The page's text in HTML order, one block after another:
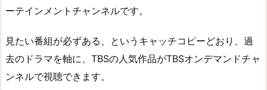
ーテインメントチャンネルです。
見たい番組が必ずある、というキャッチコピーどおり、過
去のドラマを軸に、TBSの人気作品がTBSオンデマンドチャ
ンネルで視聴できます。